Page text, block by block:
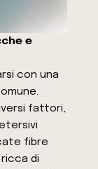
e
con una
fattori,
fibre
di